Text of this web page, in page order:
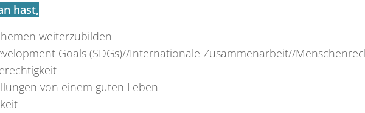
hast,
weiterzubilden
Goals (SDGs)//Internationale Zusammenarbeit//
von einem guten Leben